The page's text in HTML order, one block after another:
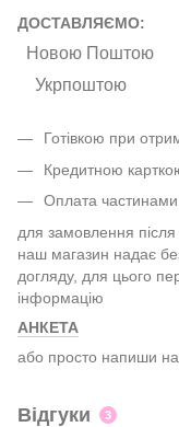
ДОСТАВЛЯЄМО:
Новою Поштою
Укрпоштою
Готівкою при
Кредитною
Оплата
для замовлення
наш магазин надає
догляду, для цього
інформацію
АНКЕТА
або просто напиши
Відгуки 3